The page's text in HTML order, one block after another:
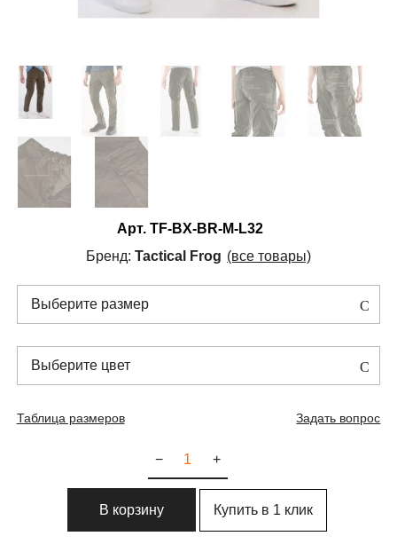
Арт. TF-BX-BR-M-L32
Бренд: Tactical Frog (все товары)
Выберите размер
Выберите цвет
Таблица размеров Задать вопрос
+
−
В корзину Купить в 1 клик